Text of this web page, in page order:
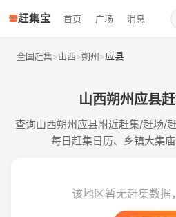
赶集宝 首页 广场 消息
全国赶集>山西>朔州>应县
山西朔州应县
查询山西朔州应县附近赶集/赶场/
每日赶集日历、乡镇大集庙
该地区暂无赶集数据